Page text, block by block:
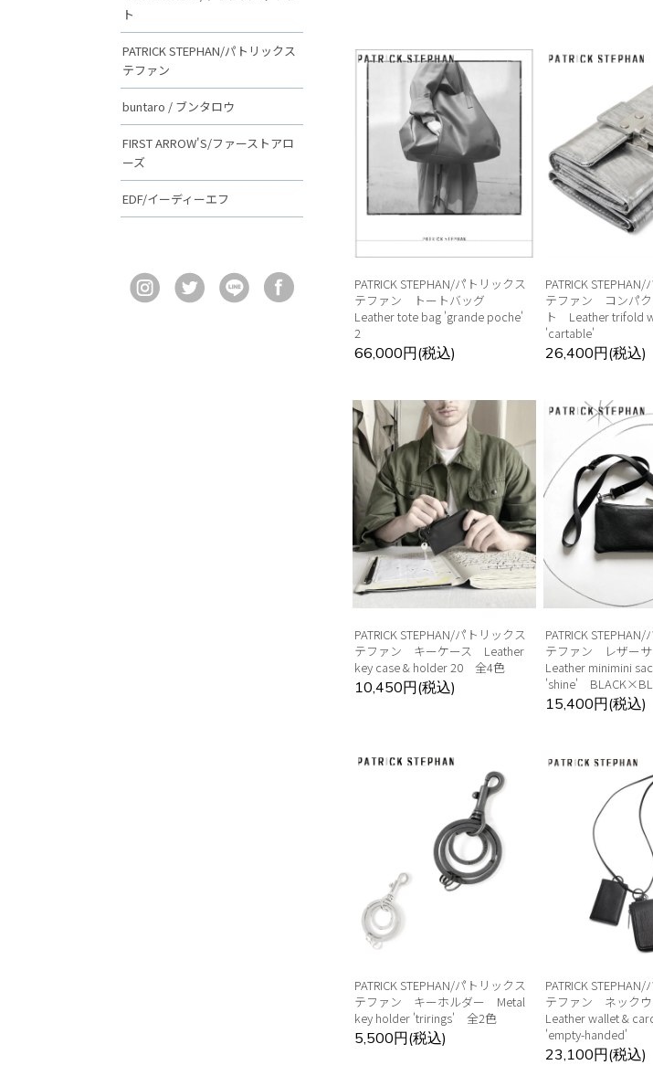
PATRICK STEPHAN/パトリックス
テファン トートバッグ
Leather tote bag 'grande poche'
2
66,000円(税込)
PATRICK
テファン コンパク
ト Leather trifold
'cartable'
26,400円(税込)
PATRICK STEPHAN/パトリックス
テファン キーケース Leather
key case & holder 20 全4色
10,450円(税込)
PATRICK
テファン レザー
Leather minimini
'shine'
15,400円(税込)
PATRICK STEPHAN/パトリックス
テファン キーホルダー Metal
key holder 'trirings' 全2色
5,500円(税込)
PATRICK
テファン ネック
Leather wallet &
'empty-handed'
23,100円(税込)
ト
PATRICK STEPHAN/パトリックス
テファン
buntaro / ブンタロウ
FIRST ARROW'S/ファーストアロ
ーズ
EDF/イーディーエフ